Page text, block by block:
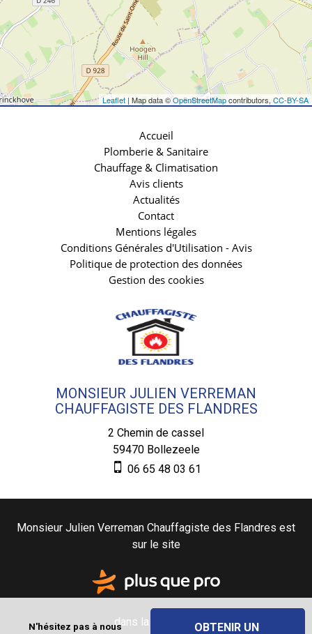
N'hésitez pas à nous OBTENIR UN
Leaflet | Map data ©OpenStreetMapcontributors, CC-BY-SA
Accueil
Plomberie & Sanitaire
Chauffage & Climatisation
Avis clients
Actualités
Contact
Mentions légales
Conditions Générales d'Utilisation - Avis
Politique de protection des données
Gestion des cookies
MONSIEUR JULIEN VERREMAN
CHAUFFAGISTE DES FLANDRES
2 Chemin de cassel
59470 Bollezeele
06 65 48 03 61
Monsieur Julien Verreman Chauffagiste des Flandres est
sur le site
dans la catégorie